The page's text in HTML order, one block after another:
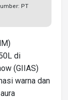
PT
di
(GIIAS)
warna dan